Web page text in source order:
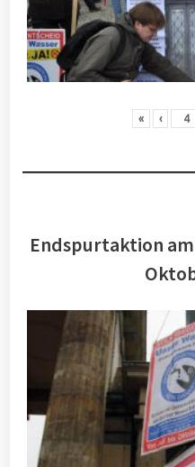
« ‹
Endspurtaktion